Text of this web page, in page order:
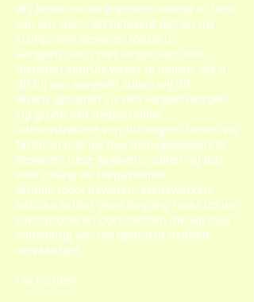
Wij bewaren uw gegevens zolang u cliënt
van ons bent. Dit betekent dat wij uw
klantprofiel bewaren totdat u
aangeeft dat u niet langer van onze
diensten gebruik wenst te maken. Als u
dit bij ons aangeeft zullen wij dit
tevens opvatten als een vergeetverzoek.
Op grond van toepasselijke
administratieve verplichtingen dienen wij
facturen met uw (persoons)gegevens te
bewaren, deze gegevens zullen wij dus
voor zolang de toepasselijke
termijn loopt bewaren. Medewerkers
hebben echter geen toegang meer tot uw
cliëntprofiel en documenten die wij naar
aanleiding van uw opdracht hebben
vervaardigd.
Uw rechten